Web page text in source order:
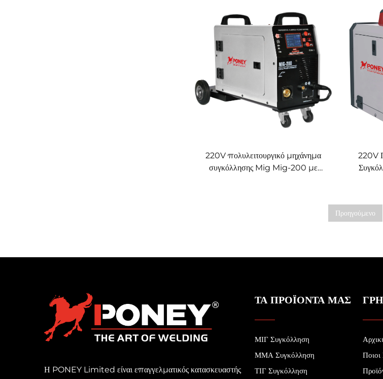
αερίου CO2, μηχάνημα συγκόλλησης
Mig/Mag
LCD,
220V πολυλειτουργικό μηχάνημα
συγκόλλησης Mig Mig-200 με
220V
Προηγούμενο
Η PONEY Limited είναι επαγγελματικός κατασκευαστής
ΤΑ ΠΡΟΪΌΝΤΑ ΜΑΣ
ΜΙΓ Συγκόλληση
ΜΜΑ Συγκόλληση
ΤΙΓ Συγκόλληση
Ποιοι